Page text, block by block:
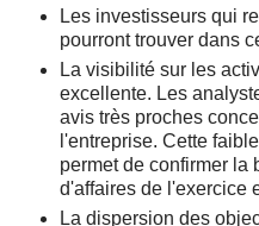
Les investisseurs qui
pourront trouver dans
La visibilité sur les
excellente. Les
avis très proches
l'entreprise. Cette
permet de confirmer la
d'affaires de l'exercice
La dispersion des